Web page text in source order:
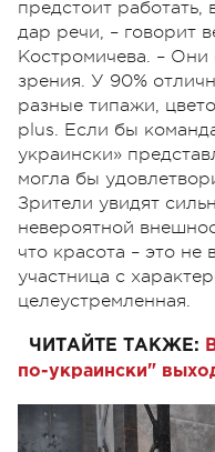
предстоит работать,
дар речи, – говорит
Костромичева. – Они
зрения. У 90%
разные типажи,
plus. Если бы
украински»
могла бы
Зрители увидят
невероятной
что красота – это не
участница с
целеустремленная.
ЧИТАЙТЕ ТАКЖЕ:
по-украински"